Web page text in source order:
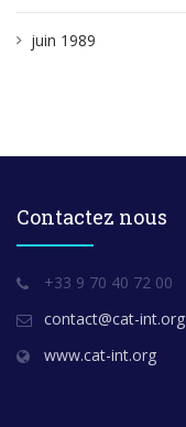
juin 1989
Contactez nous
+33 9 70 40 72 00
contact@cat-int.org
www.cat-int.org